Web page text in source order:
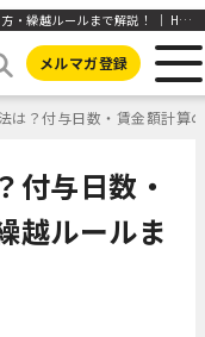
有給休暇の計算方法は？付与日数・賃金額計算のやり方・繰越ルールまで解説！ ｜ HR NOTE
メルマガ登録
は？付与日数・賃金額計算
付与日数・
越ルールま